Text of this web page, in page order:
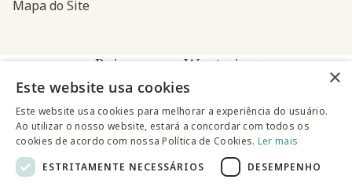
Mapa do Site
Baixe o app Westwing
×
Este website usa cookies
Este website usa cookies para melhorar a experiência do usuário.
Ao utilizar o nosso website, estará a concordar com todos os
cookies de acordo com nossa Política de Cookies. Ler mais
ESTRITAMENTE NECESSÁRIOS
DESEMPENHO